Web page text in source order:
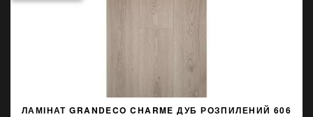
ЛАМІНАТ GRANDECO CHARME ДУБ РОЗПИЛЕНИЙ 606